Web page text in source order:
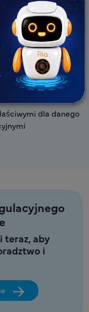
globalną
współpracy
na rynek
dla danego
teraz, aby
i